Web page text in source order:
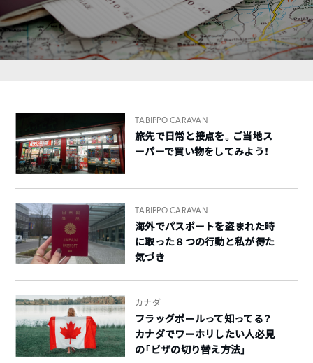
TABIPPO CARAVAN
旅先で日常と接点を。ご当地ス
ーパーで買い物をしてみよう！
TABIPPO CARAVAN
海外でパスポートを盗まれた時
に取った８つの行動と私が得た
気づき
カナダ
フラッグポールって知ってる？
カナダでワーホリしたい人必見
の「ビザの切り替え方法」